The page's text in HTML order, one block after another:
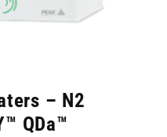
– N2
QDa™